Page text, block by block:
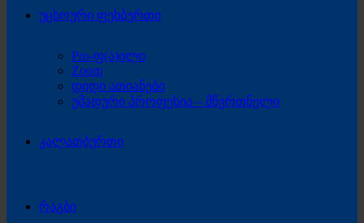
უცხოური ფეხბურთი
Pro-ფ(ა)ილი
Zoom
დიდი ათიანები
უმადური პროფესია – მწვრთნელი
კალათბურთი
რაგბი